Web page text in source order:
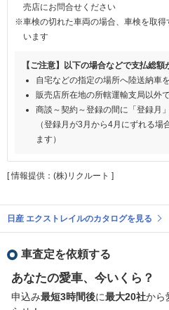
売店にお問合せください
※車検の切れた車両の場合、車検を取得
います
【ご注意】以下の場合などで支払総額
自宅などの指定の場所へ陸送納車
販売店所在地の所轄運輸支局以外
商談～契約～登録の間に「登録月
（登録月が3月から4月にずれる場
ます）
[ 情報提供：(株)リクルート ]
日産 エクストレイルのカタログを見る
車査定を依頼する
あなたの愛車、今いくら？
申込み最短3時間後に最大20社から